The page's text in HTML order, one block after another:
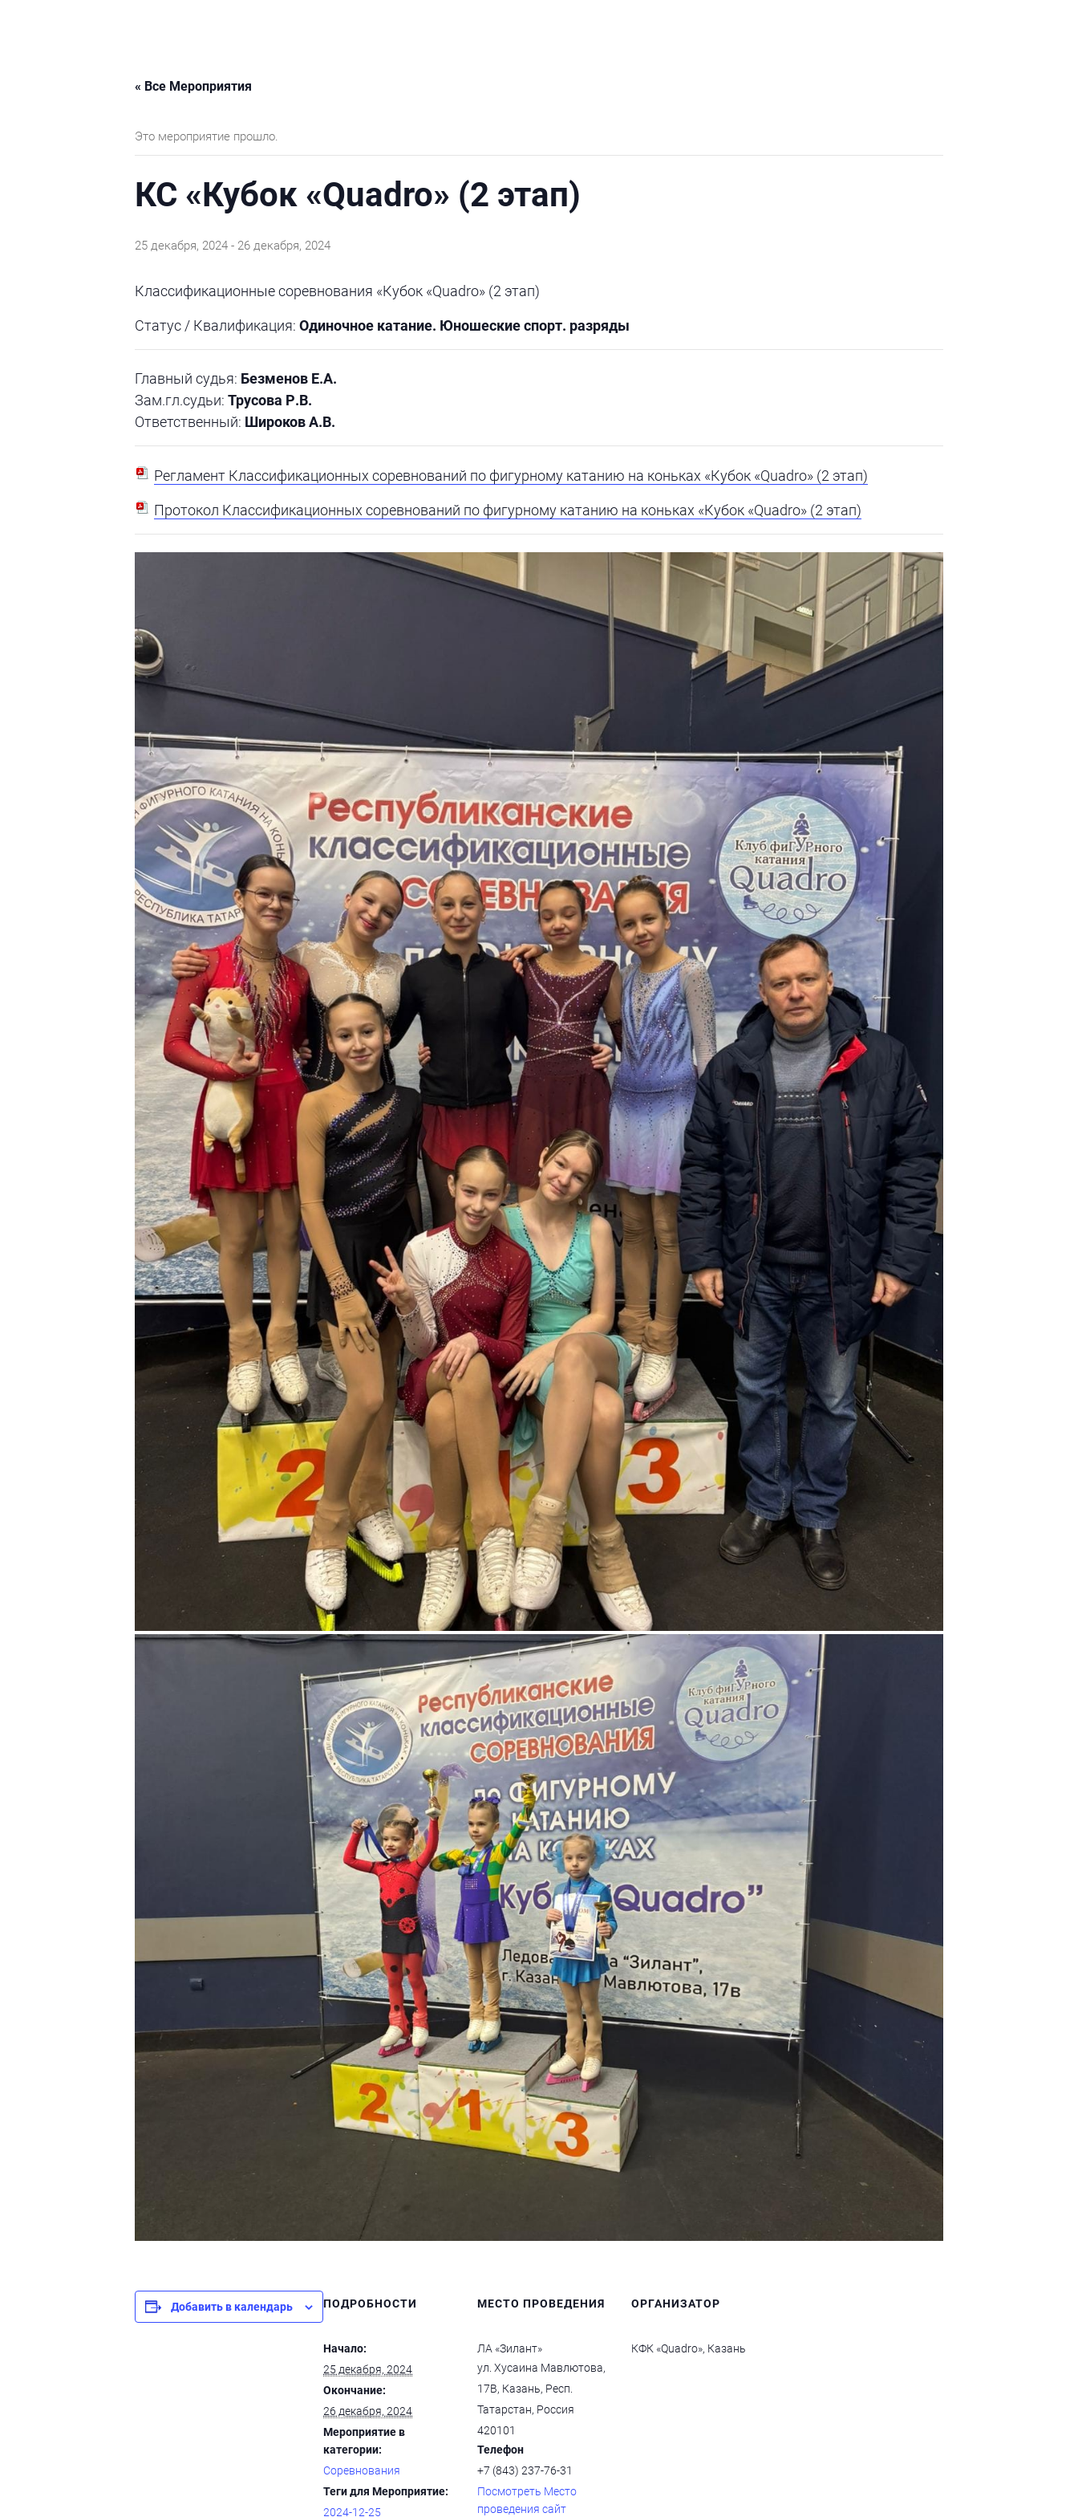
« Все Мероприятия
Это мероприятие прошло.
КС «Кубок «Quadro» (2 этап)
25 декабря, 2024 - 26 декабря, 2024
Классификационные соревнования «Кубок «Quadro» (2 этап)
Статус / Квалификация: Одиночное катание. Юношеские спорт. разряды
Главный судья: Безменов Е.А.
Зам.гл.судьи: Трусова Р.В.
Ответственный: Широков А.В.
Регламент Классификационных соревнований по фигурному катанию на коньках «Кубок «Quadro» (2 этап)
Протокол Классификационных соревнований по фигурному катанию на коньках «Кубок «Quadro» (2 этап)
Добавить в календарь ПОДРОБНОСТИ
Начало:
25 декабря, 2024
Окончание:
26 декабря, 2024
Мероприятие в
категории:
Соревнования
Теги для Мероприятие:
2024-12-25
МЕСТО ПРОВЕДЕНИЯ
ЛА «Зилант»
ул. Хусаина Мавлютова,
17В, Казань, Респ.
Татарстан, Россия
420101
Телефон
+7 (843) 237-76-31
Посмотреть Место
проведения сайт
ОРГАНИЗАТОР
КФК «Quadro», Казань